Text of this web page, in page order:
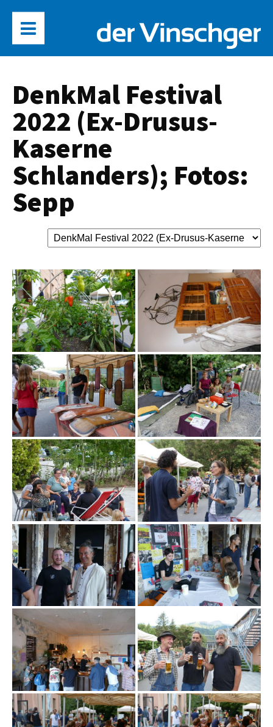
DenkMal Festival
2022 (Ex-Drusus-
Kaserne
Schlanders); Fotos:
Sepp